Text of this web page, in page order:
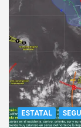
ESTATAL